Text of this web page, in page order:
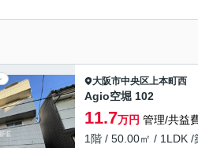
大阪市中央区上本町西
Agio空堀 102
11.7万円 管理/共益
1階 / 50.00㎡ / 1LDK /